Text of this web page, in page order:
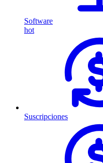
Software
hot
Suscripciones